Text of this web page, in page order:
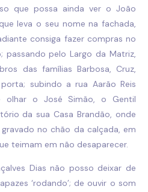
que possa ainda ver o João
leva o seu nome na fachada,
consiga fazer compras no
passando pelo Largo da Matriz,
das famílias Barbosa, Cruz,
subindo a rua Aarão Reis
olhar o José Simão, o Gentil
da sua Casa Brandão, onde
no chão da calçada, em
teimam em não desaparecer.
Dias não posso deixar de
‘rodando’; de ouvir o som